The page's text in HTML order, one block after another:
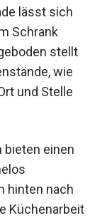
lässt sich
Schrank
stellt
wie
und Stelle
bieten einen
hinten nach
Küchenarbeit